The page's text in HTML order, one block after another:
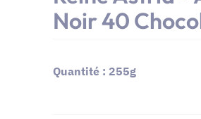
Noir 40
Quantité : 255g